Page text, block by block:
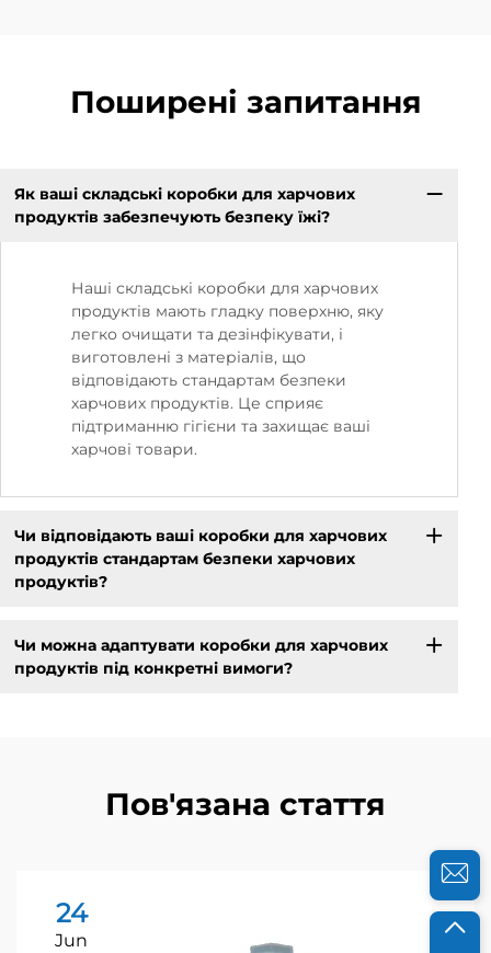
Поширені запитання
Як ваші складські коробки для харчових
продуктів забезпечують безпеку їжі?
Наші складські коробки для харчових
продуктів мають гладку поверхню, яку
легко очищати та дезінфікувати, і
виготовлені з матеріалів, що
відповідають стандартам безпеки
харчових продуктів. Це сприяє
підтриманню гігієни та захищає ваші
харчові товари.
Чи відповідають ваші коробки для харчових
продуктів стандартам безпеки харчових
продуктів?
Чи можна адаптувати коробки для харчових
продуктів під конкретні вимоги?
Пов'язана стаття
24
Jun